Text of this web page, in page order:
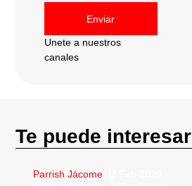
Enviar
Unete a nuestros
canales
Te puede interesar
Parrish Jácome